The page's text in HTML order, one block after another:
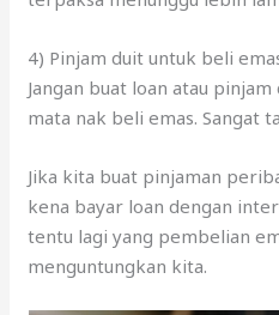
mata nak beli emas. Sangat
Jika kita buat pinjaman
kena bayar loan dengan
tentu lagi yang pembelian
menguntungkan kita.